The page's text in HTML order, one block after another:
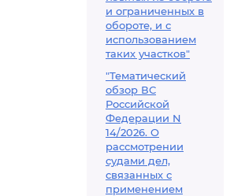
и ограниченных в
обороте, и с
использованием
таких участков"
"Тематический
обзор ВС
Российской
Федерации N
14/2026. О
рассмотрении
судами дел,
связанных с
применением